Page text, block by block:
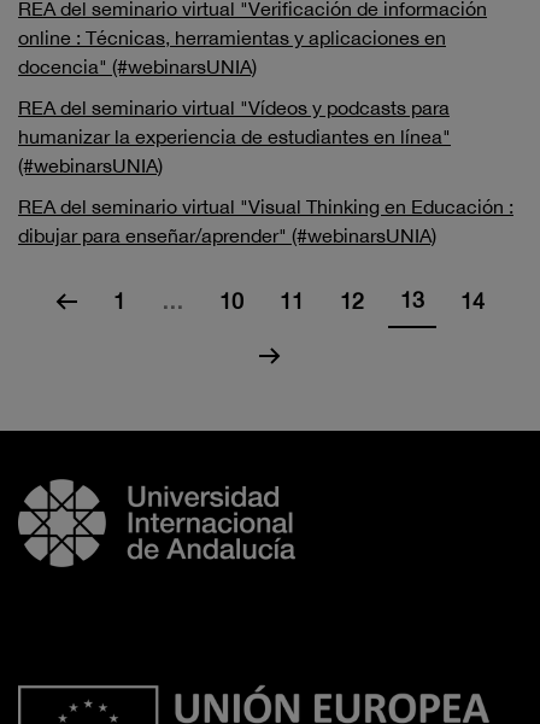
REA del seminario virtual "Verificación de información
online : Técnicas, herramientas y aplicaciones en
docencia" (#webinarsUNIA)
REA del seminario virtual "Vídeos y podcasts para
humanizar la experiencia de estudiantes en línea"
(#webinarsUNIA)
REA del seminario virtual "Visual Thinking en Educación :
dibujar para enseñar/aprender" (#webinarsUNIA)
1 … 10 11 12 13 14